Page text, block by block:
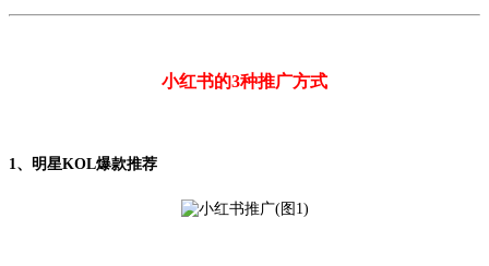
小红书的3种推广方式
1、明星KOL爆款推荐